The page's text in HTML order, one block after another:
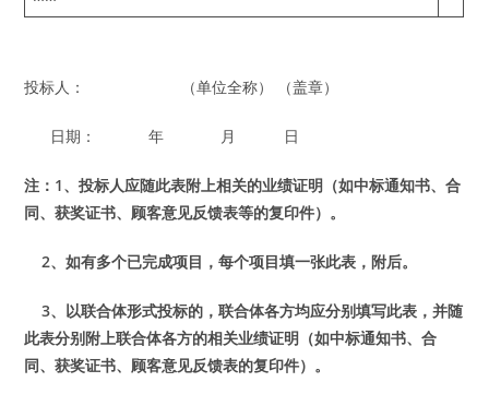
投标人： （单位全称） （盖章）
日期： 年 月 日
注：1、投标人应随此表附上相关的业绩证明（如中标通知书、合
同、获奖证书、 顾客意见反馈表等的复印件）。
2、如有多个已完成项目，每个项目填一张此表，附后。
3、以联合体形式投标的，联合体各方均应分别填写此表，并随
此表分别附上联合体各方的相关业绩证明（如中标通知书、合
同、获奖证书、 顾客意见反馈表的复印件）。